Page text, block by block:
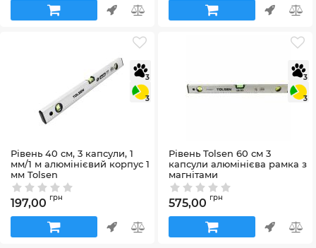
3
3
Рівень 40 см, 3 капсули, 1
мм/1 м алюмінієвий корпус 1
мм Tolsen
Артикул:35221
197,00 грн
3
3
Рівень Tolsen 60 см 3
капсули алюмінієва рамка з
магнітами
Артикул:35243
575,00 грн